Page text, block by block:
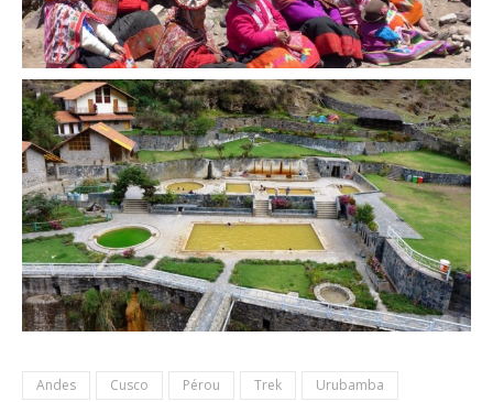
Andes Cusco Pérou Trek Urubamba